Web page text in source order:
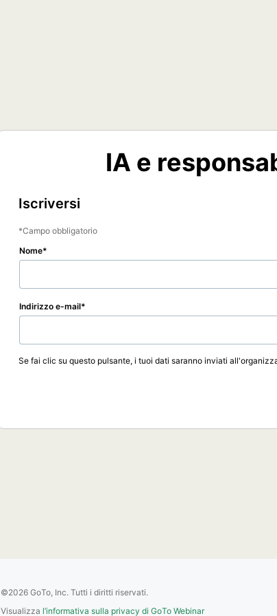
IA e
Iscriversi
Campo obbligatorio
Nome
Indirizzo e-mail
Se fai clic su questo pulsante, i tuoi dati saranno inviati
©2026 GoTo, Inc. Tutti i diritti riservati.
Visualizza l’informativa sulla privacy di GoTo Webinar